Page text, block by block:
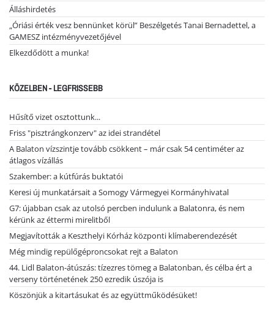
Álláshirdetés
„Óriási érték vesz bennünket körül” Beszélgetés Tanai Bernadettel, a
GAMESZ intézményvezetőjével
Elkezdődött a munka!
KÖZELBEN - LEGFRISSEBB
Hűsítő vizet osztottunk...
Friss "pisztrángkonzerv" az idei strandétel
A Balaton vízszintje tovább csökkent – már csak 54 centiméter az
átlagos vízállás
Szakember: a kútfúrás buktatói
Keresi új munkatársait a Somogy Vármegyei Kormányhivatal
G7: újabban csak az utolsó percben indulunk a Balatonra, és nem
kérünk az éttermi mirelitből
Megjavították a Keszthelyi Kórház központi klímaberendezését
Még mindig repülőgéproncsokat rejt a Balaton
44. Lidl Balaton-átúszás: tízezres tömeg a Balatonban, és célba ért a
verseny történetének 250 ezredik úszója is
Köszönjük a kitartásukat és az együttműködésüket!